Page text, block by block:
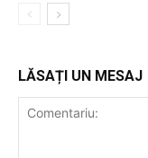
LĂSAȚI UN MESAJ